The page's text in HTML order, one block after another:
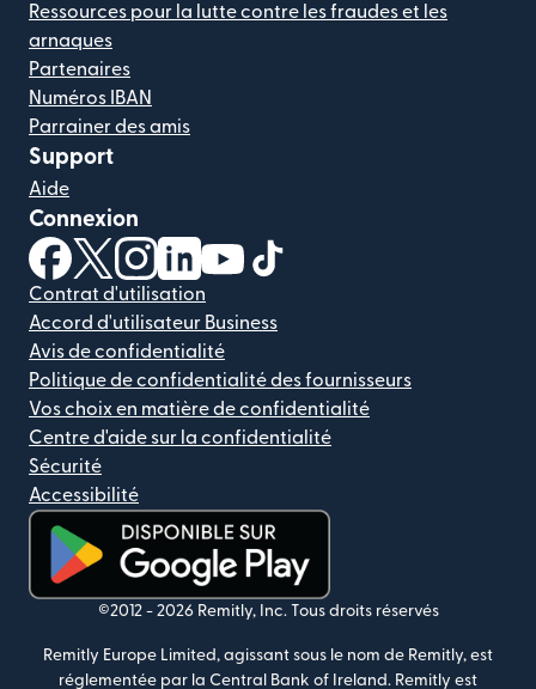
Ressources pour la lutte contre les fraudes et les
arnaques
Partenaires
Numéros IBAN
Parrainer des amis
Support
Aide
Connexion
(s'ouvre dans une nouvelle fenêtre)
(s'ouvre dans une nouvelle fenêtre)
(s'ouvre dans une nouvelle fenêtre)
(s'ouvre dans une nouvelle fenêtre)
(s'ouvre dans une nouvelle
Contrat d'utilisation
Accord d'utilisateur Business
Avis de confidentialité
Politique de confidentialité des fournisseurs
Vos choix en matière de confidentialité
Centre d'aide sur la confidentialité
Sécurité
Accessibilité
(s'ouvre dans une nouvelle fenêtre)
©2012 - 2026 Remitly, Inc. Tous droits réservés
Remitly Europe Limited, agissant sous le nom de Remitly, est
réglementée par la Central Bank of Ireland. Remitly est